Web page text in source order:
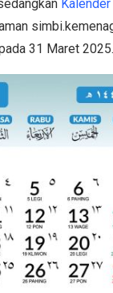
Kalender
31 Maret 2025.